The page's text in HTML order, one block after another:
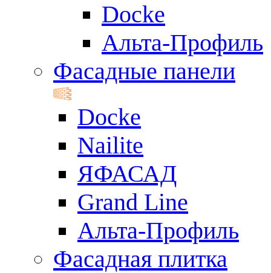
Docke
Альта-Профиль
Фасадные панели
Docke
Nailite
ЯФАСАД
Grand Line
Альта-Профиль
Фасадная плитка